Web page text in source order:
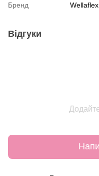
Бренд Wellaflex
Відгуки